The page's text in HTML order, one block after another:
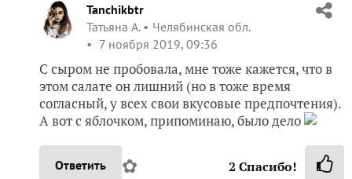
Tanchikbtr
Татьяна А.
Челябинская обл.
7 ноября 2019, 09:36
С сыром не пробовала, мне тоже кажется, что в
этом салате он лишний (но в тоже время
согласный, у всех свои вкусовые предпочтения).
А вот с яблочком, припоминаю, было дело
Ответить ✿ 2 Спасибо!